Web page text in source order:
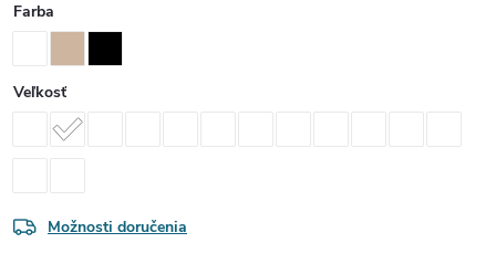
Farba
Veľkosť
Možnosti doručenia